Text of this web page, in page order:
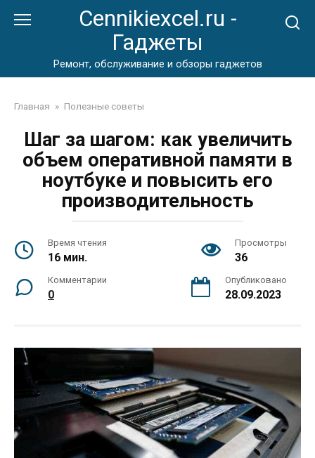
Cennikiexcel.ru -
Гаджеты
Ремонт, обслуживание и обзоры гаджетов
Главная » Полезные советы
Шаг за шагом: как увеличить
объем оперативной памяти в
ноутбуке и повысить его
производительность
Время чтения
16 мин.
Просмотры
36
Комментарии
0
Опубликовано
28.09.2023